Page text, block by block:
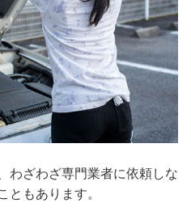
わざわざ専門業者に依頼しな
ともあります。